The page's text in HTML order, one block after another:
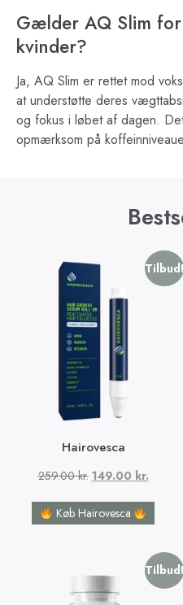
Gælder AQ Slim
kvinder?
Ja, AQ Slim er rettet mod
at understøtte deres
og fokus i løbet af dagen.
opmærksom på
Tilbud!
Hairovesca
259.00kr. 149.00 kr.
Køb Hairovesca
Tilbud!